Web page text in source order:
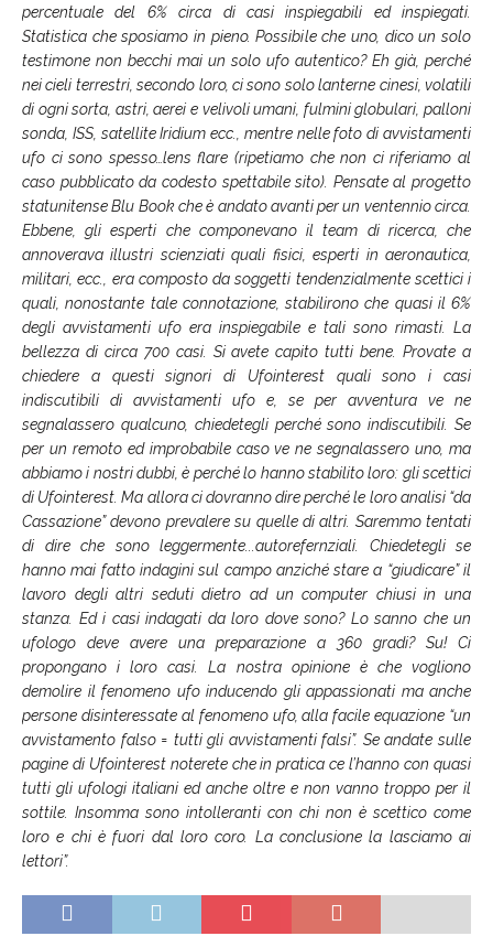
percentuale del 6% circa di casi inspiegabili ed inspiegati.
Statistica che sposiamo in pieno. Possibile che uno, dico un solo
testimone non becchi mai un solo ufo autentico? Eh già, perché
nei cieli terrestri, secondo loro, ci sono solo lanterne cinesi, volatili
di ogni sorta, astri, aerei e velivoli umani, fulmini globulari, palloni
sonda, ISS, satellite Iridium ecc., mentre nelle foto di avvistamenti
ufo ci sono spesso…lens flare (ripetiamo che non ci riferiamo al
caso pubblicato da codesto spettabile sito). Pensate al progetto
statunitense Blu Book che è andato avanti per un ventennio circa.
Ebbene, gli esperti che componevano il team di ricerca, che
annoverava illustri scienziati quali fisici, esperti in aeronautica,
militari, ecc., era composto da soggetti tendenzialmente scettici i
quali, nonostante tale connotazione, stabilirono che quasi il 6%
degli avvistamenti ufo era inspiegabile e tali sono rimasti. La
bellezza di circa 700 casi. Si avete capito tutti bene. Provate a
chiedere a questi signori di Ufointerest quali sono i casi
indiscutibili di avvistamenti ufo e, se per avventura ve ne
segnalassero qualcuno, chiedetegli perché sono indiscutibili. Se
per un remoto ed improbabile caso ve ne segnalassero uno, ma
abbiamo i nostri dubbi, è perché lo hanno stabilito loro: gli scettici
di Ufointerest. Ma allora ci dovranno dire perché le loro analisi “da
Cassazione” devono prevalere su quelle di altri. Saremmo tentati
di dire che sono leggermente. autorefernziali.
Chiedetegli se
hanno mai fatto indagini sul campo anziché stare a “giudicare” il
lavoro degli altri seduti dietro ad un computer chiusi in una
stanza. Ed i casi indagati da loro dove sono? Lo sanno che un
ufologo deve avere una preparazione a 360 gradi? Su! Ci
propongano i loro casi. La nostra opinione è che vogliono
demolire il fenomeno ufo inducendo gli appassionati ma anche
persone disinteressate al fenomeno ufo, alla facile equazione “un
avvistamento falso = tutti gli avvistamenti falsi”. Se andate sulle
pagine di Ufointerest noterete che in pratica ce l’hanno con quasi
tutti gli ufologi italiani ed anche oltre e non vanno troppo per il
sottile. Insomma sono intolleranti con chi non è scettico come
loro e chi è fuori dal loro coro. La conclusione la lasciamo ai
lettori”.